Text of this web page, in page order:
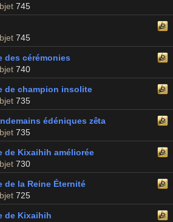
745
745
des cérémonies
740
de champion insolite
735
édéniques zêta
735
de Kixaihih améliorée
730
de la Reine Éternité
725
de Kixaihih